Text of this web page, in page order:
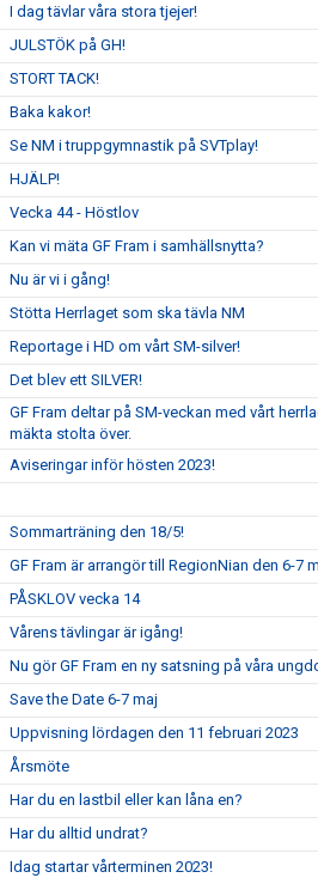
I dag tävlar våra stora tjejer!
JULSTÖK på GH!
STORT TACK!
Baka kakor!
Se NM i truppgymnastik på SVTplay!
HJÄLP!
Vecka 44 - Höstlov
Kan vi mäta GF Fram i samhällsnytta?
Nu är vi i gång!
Stötta Herrlaget som ska tävla NM
Reportage i HD om vårt SM-silver!
Det blev ett SILVER!
GF Fram deltar på SM-veckan med vårt
mäkta stolta över.
Aviseringar inför hösten 2023!
Sommarträning den 18/5!
GF Fram är arrangör till RegionNian den 6-7
PÅSKLOV vecka 14
Vårens tävlingar är igång!
Nu gör GF Fram en ny satsning på våra
Save the Date 6-7 maj
Uppvisning lördagen den 11 februari 2023
Årsmöte
Har du en lastbil eller kan låna en?
Har du alltid undrat?
Idag startar vårterminen 2023!